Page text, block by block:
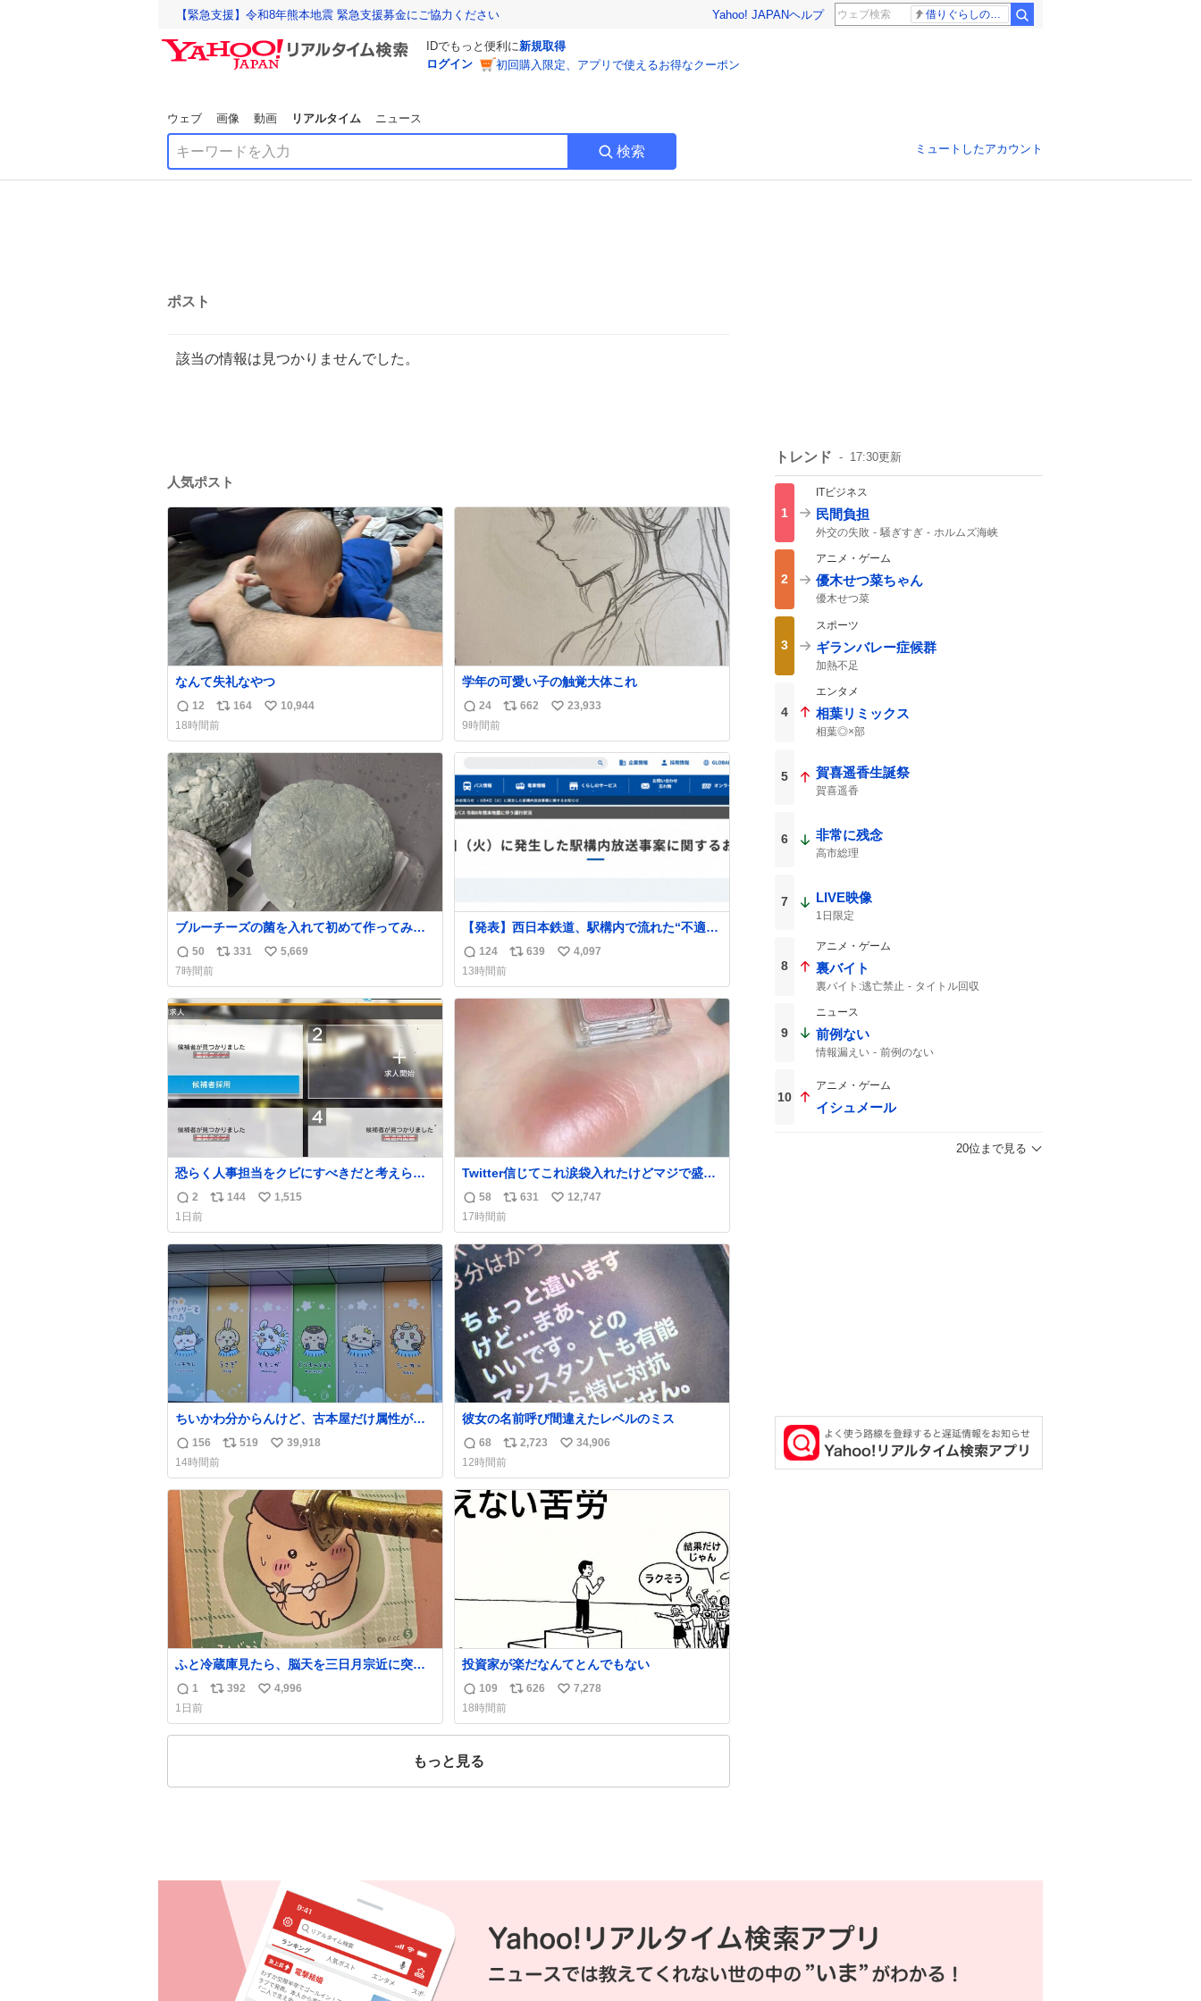
【緊急支援】令和8年熊本地震 緊急支援募金にご協力ください Yahoo! JAPANヘルプ 借りぐらしのアリエッティ 耳をすませば
IDでもっと便利に新規取得
ログイン
初回購入限定、アプリで使えるお得なクーポン
ウェブ 画像 動画 リアルタイム ニュース
検索 ミュートしたアカウント
ポスト
該当の情報は見つかりませんでした。
人気ポスト
なんて失礼なやつ
返
信
数
12
リ
ポ
ス
ト
数
164
い
ね
数
10,944
18時間前
学年の可愛い子の触覚大体これ
返
信
数
24
リ
ス
数
662
い
ね
23,933
9時間前
ブルーチーズの菌を入れて初めて作ってみた
チーズなんだけど 本能でちょっとヤバいと思
っちゃう見た目だな
返
信
数
50
リ
ス
ト
331
い
ね
数
5,669
7時間前
【発表】西日本鉄道、駅構内で流れた“不適切
音声”に声明「被害届も検討」
news.livedoor.com/article/detail… 4日に西
鉄福岡（天神）駅および薬院駅で発生した駅
構内放送事案について声明を公表した。「第
三者によって駅構内放送設備に外部から不正
に音声が流された可能性も含めて確認を実
返
信
数
124
リ
ス
639
い
ね
4,097
13時間前
恐らく人事担当をクビにすべきだと考えられ
るが‥‥‥
返
信
数
2
リ
ス
ト
144
い
ね
数
1,515
1日前
Twitter信じてこれ涙袋入れたけどマジで盛れ
た…ありがとう…
返
信
数
58
リ
ポ
ス
ト
631
い
ね
数
12,747
17時間前
ちいかわ分からんけど、古本屋だけ属性が名
前になってるのはどういうこと？
返
信
数
156
リ
ス
ト
数
519
い
ね
39,918
14時間前
彼女の名前呼び間違えたレベルのミス
返
信
数
68
リ
ポ
ス
ト
2,723
い
ね
数
34,906
12時間前
ふと冷蔵庫見たら、脳天を三日月宗近に突き
刺されてるくりまんじゅうパイセンが
返
信
数
1
リ
ス
392
い
ね
4,996
1日前
投資家が楽だなんてとんでもない
返
信
数
109
リ
ス
626
い
ね
7,278
18時間前
もっと見る
トレンド 17:30更新
1
ITビジネス
民間負担
外交の失敗 騒ぎすぎ ホルムズ海峡
2
アニメ・ゲーム
優木せつ菜ちゃん
優木せつ菜
3
スポーツ
ギランバレー症候群
加熱不足
4
エンタメ
相葉リミックス
相葉◎×部
5 賀喜遥香生誕祭
賀喜遥香
6 非常に残念
高市総理
7 LIVE映像
1日限定
8
アニメ・ゲーム
裏バイト
裏バイト:逃亡禁止
タイトル回収
9
ニュース
前例ない
情報漏えい 前例のない
10
アニメ・ゲーム
イシュメール
20位まで見る